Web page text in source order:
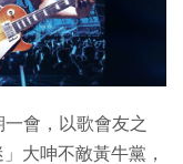
會，以歌會友之
大呻不敵黃牛黨，